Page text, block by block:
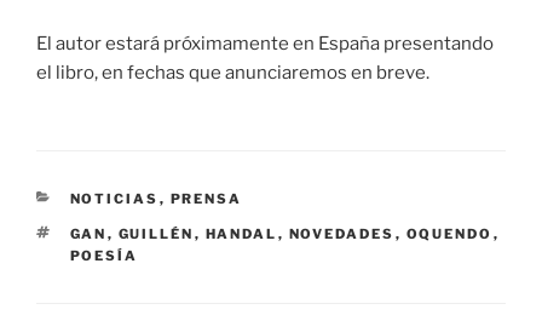
El autor estará próximamente en España presentando
el libro, en fechas que anunciaremos en breve.
CATEGORÍAS
NOTICIAS , PRENSA
ETIQUETAS
GAN , GUILLÉN , HANDAL , NOVEDADES , OQUENDO ,
POESÍA